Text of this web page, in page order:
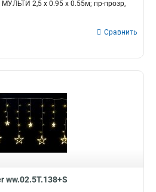
МУЛЬТИ 2,5 x 0.95 x 0.55м; пр-прозр,
Сравнить
ww.02.5Т.138+S